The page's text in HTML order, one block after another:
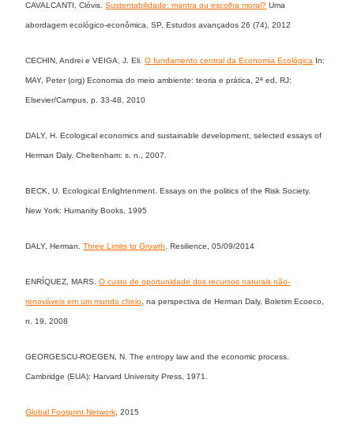
CAVALCANTI, Clóvis.Sustentabilidade: mantra ou escolha moral? Uma
abordagem ecológico-econômica. SP, Estudos avançados 26 (74), 2012
CECHIN, Andrei e VEIGA, J. Eli.O fundamento central da Economia Ecológica In:
MAY, Peter (org) Economia do meio ambiente: teoria e prática, 2ª ed, RJ:
Elsevier/Campus, p. 33-48, 2010
DALY, H. Ecological economics and sustainable development, selected essays of
Herman Daly. Cheltenham: s. n., 2007.
BECK, U. Ecological Enlightenment. Essays on the politics of the Risk Society.
New York: Humanity Books, 1995
DALY, Herman.Three Limits to Growth . Resilience, 05/09/2014
ENRÍQUEZ, MARS.O custo de oportunidade dos recursos naturais não-
renováveis em um mundo cheio , na perspectiva de Herman Daly, Boletim Ecoeco,
n. 19, 2008
GEORGESCU-ROEGEN, N. The entropy law and the economic process.
Cambridge (EUA): Harvard University Press, 1971.
Global Footprint Network , 2015